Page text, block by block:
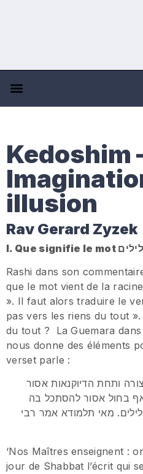
Kedoshim
illusion
Rav Gerard Zyzek
I. Que signifie le mot
Rashi dans son
que le mot vient de la racine אל, Al, qui signifie « rien
». Il faut alors traduire le
pas vers les riens du tout
du tout ? La Guemara
nous donne des éléments
verset parle :
ותחת הדיוקנאות אסור
בחול אסור להסתכל בה
מאי תלמודא אמר רבי
‘Nos Maîtres enseignent :
jour de Shabbat l’écrit qui